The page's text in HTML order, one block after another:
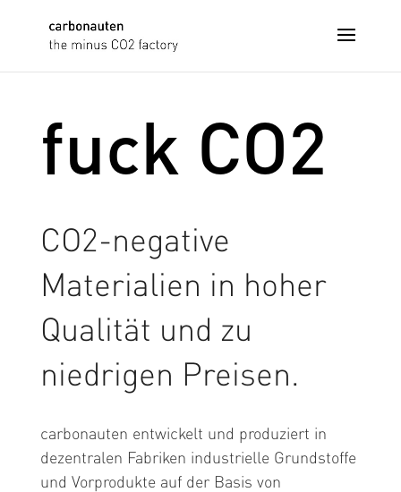
fuck CO2
CO2-negative
Materialien in hoher
Qualität und zu
niedrigen Preisen.
carbonauten entwickelt und produziert in
dezentralen Fabriken industrielle Grundstoffe
und Vorprodukte auf der Basis von